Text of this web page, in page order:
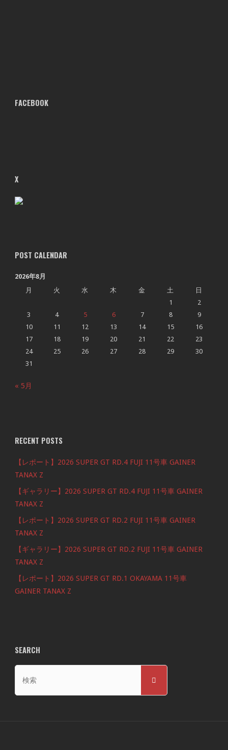
FACEBOOK
X
POST CALENDAR
2026年8月
月
火 水 木 金 土
日
1
2
3
4 5 6 7 8
9
10
11 12 13 14 15
16
17
18 19 20 21 22
23
24
25 26 27 28 29
30
31
« 5月
RECENT POSTS
【レポート】2026 SUPER GT RD.4 FUJI 11号車 GAINER
TANAX Z
【ギャラリー】2026 SUPER GT RD.4 FUJI 11号車 GAINER
TANAX Z
【レポート】2026 SUPER GT RD.2 FUJI 11号車 GAINER
TANAX Z
【ギャラリー】2026 SUPER GT RD.2 FUJI 11号車 GAINER
TANAX Z
【レポート】2026 SUPER GT RD.1 OKAYAMA 11号車
GAINER TANAX Z
SEARCH
対
検